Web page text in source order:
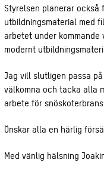
Styrelsen planerar
utbildningsmaterial med
arbetet under
modernt
Jag vill slutligen passa
välkomna och tacka alla
arbete för
Önskar alla en härlig
Med vänlig hälsning